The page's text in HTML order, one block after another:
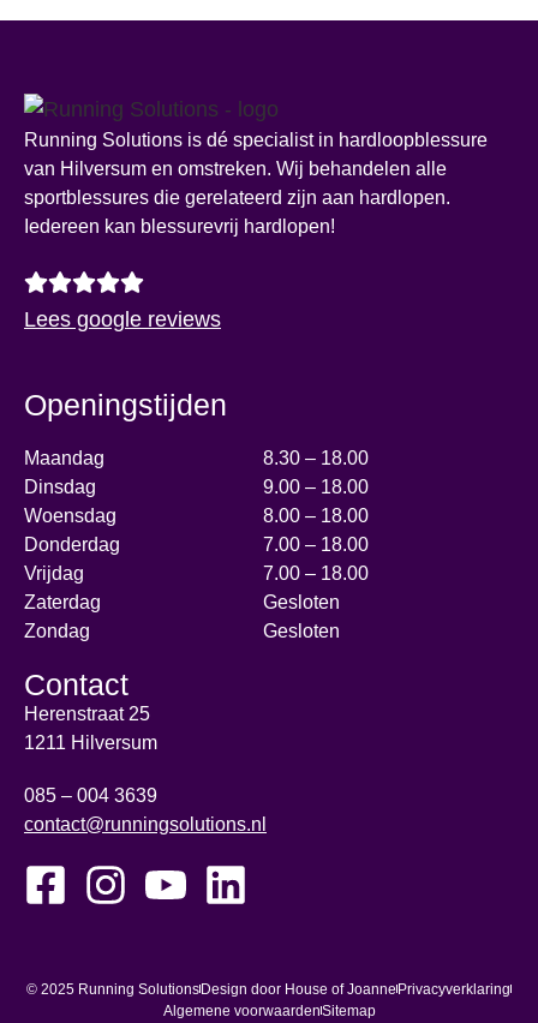
Running Solutions is dé specialist in hardloopblessure
van Hilversum en omstreken. Wij behandelen alle
sportblessures die gerelateerd zijn aan hardlopen.
Iedereen kan blessurevrij hardlopen!
Lees google reviews
Openingstijden
Maandag
8.30 – 18.00
Dinsdag
9.00 – 18.00
Woensdag
8.00 – 18.00
Donderdag
7.00 – 18.00
Vrijdag
7.00 – 18.00
Zaterdag
Gesloten
Zondag
Gesloten
Contact
Herenstraat 25
1211 Hilversum
085 – 004 3639
contact@runningsolutions.nl
© 2025 Running SolutionsDesign door House of Joanne Privacyverklaring
Algemene voorwaardenSitemap